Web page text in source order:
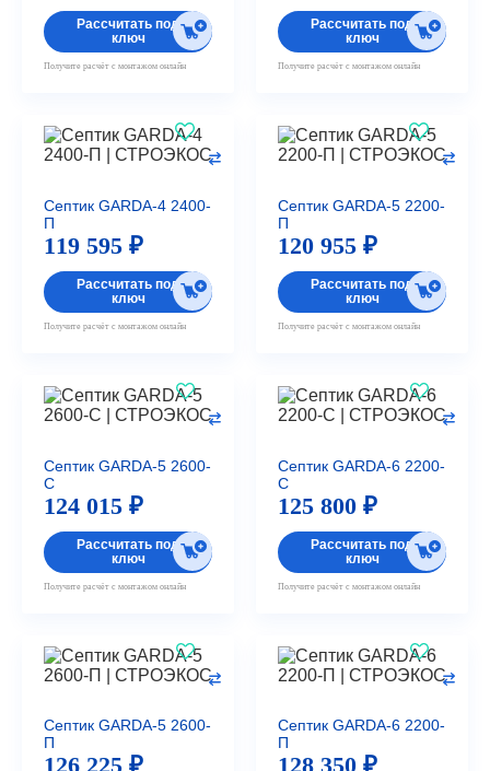
Рассчитать под
ключ
Получите расчёт с монтажом онлайн
Рассчитать под
ключ
Получите расчёт с монтажом онлайн
Септик GARDA-4 2400-
П
119 595 ₽
Рассчитать под
ключ
Получите расчёт с монтажом онлайн
Септик GARDA-5 2200-
П
120 955 ₽
Рассчитать под
ключ
Получите расчёт с монтажом онлайн
Септик GARDA-5 2600-
С
124 015 ₽
Рассчитать под
ключ
Получите расчёт с монтажом онлайн
Септик GARDA-6 2200-
С
125 800 ₽
Рассчитать под
ключ
Получите расчёт с монтажом онлайн
Септик GARDA-5 2600-
П
126 225 ₽
Септик GARDA-6 2200-
П
128 350 ₽